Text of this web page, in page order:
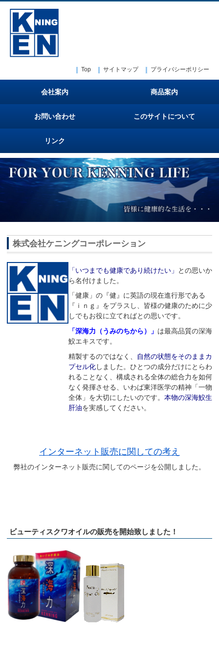
Top サイトマップ プライバシーポリシー
会社案内 商品案内
お問い合わせ このサイトについて
リンク
株式会社ケニングコーポレーション
「いつまでも健康であり続けたい」
との思いか
ら名付けました。
「健康」の『健』に英語の現在進行形である
『ｉｎｇ』をプラスし、皆様の健康のために少
しでもお役に立てればとの思いです。
「深海力（うみのちから）」 は最高品質の深海
鮫エキスです。
精製するのではなく、
自然の状態をそのままカ
プセル化しました。ひとつの成分だけにとらわ
れることなく、構成される全体の総合力を如何
なく発揮させる、いわば東洋医学の精神「一物
全体」を大切にしたいのです。 本物の深海鮫生
肝油を実感してください。
インターネット販売に関しての考え
弊社のインターネット販売に関してのページを公開しました。
ビューティスクワオイルの販売を開始致しました！